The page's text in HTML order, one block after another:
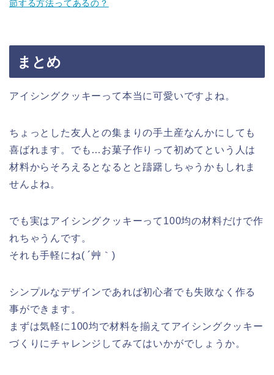
節する方法ってあるの？
まとめ
アイシングクッキーって本当に可愛いですよね。
ちょっとした友人との集まりの手土産なんかにしても
喜ばれます。でも…お菓子作りって初めてという人は
材料からそろえるとなるとと躊躇しちゃうかもしれま
せんよね。
でも実はアイシングクッキーって100均の材料だけで作
れちゃうんです。
それも手軽にね( ´艸｀)
シンプルなデザインであれば初心者でも失敗なく作る
事ができます。
まずは気軽に100均で材料を揃えてアイシングクッキー
づくりにチャレンジしてみてはいかがでしょうか。